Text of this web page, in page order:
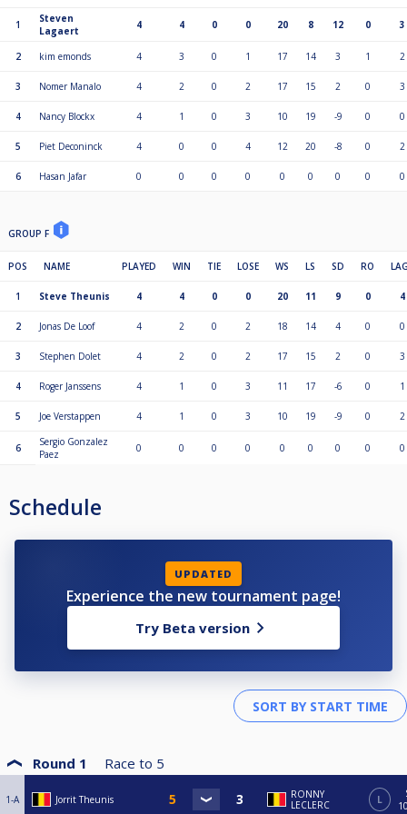
1
Steven
Lagaert
4 4 0 0 20 8 12 0 3
2 kim emonds 4 3 0 1 17 14 3 1 2
3 Nomer Manalo 4 2 0 2 17 15 2 0 3
4 Nancy Blockx 4 1 0 3 10 19 -9 0 0
5 Piet Deconinck 4 0 0 4 12 20 -8 0 2
6 Hasan Jafar 0 0 0 0 0 0 0 0 0
GROUP F
POS NAME PLAYED WIN TIE LOSE WS LS SD RO
1 Steve Theunis 4 4 0 0 20 11 9 0 4
2 Jonas De Loof 4 2 0 2 18 14 4 0 0
3 Stephen Dolet 4 2 0 2 17 15 2 0 3
4 Roger Janssens 4 1 0 3 11 17 -6 0 1
5 Joe Verstappen 4 1 0 3 10 19 -9 0 2
6
Sergio Gonzalez
Paez
0 0 0 0 0 0 0 0 0
Schedule
UPDATED
Experience the new tournament page!
Try Beta version
Round 1 Race to 5
1-A Jorrit Theunis
RONNY
LECLERC
L